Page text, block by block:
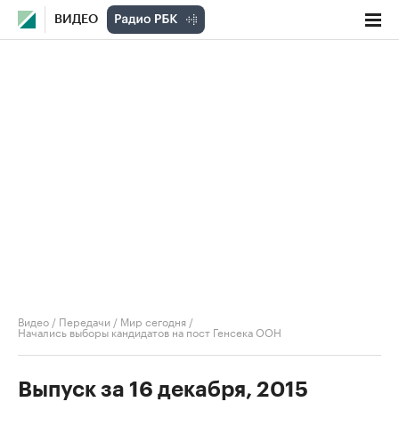
ВИДЕО
Видео / Передачи / Мир сегодня /
Начались выборы кандидатов на пост Генсека ООН
Выпуск за 16 декабря, 2015